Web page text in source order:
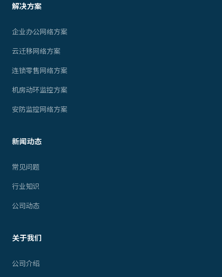
解决方案
企业办公网络方案
云迁移网络方案
连锁零售网络方案
机房动环监控方案
安防监控网络方案
新闻动态
常见问题
行业知识
公司动态
关于我们
公司介绍